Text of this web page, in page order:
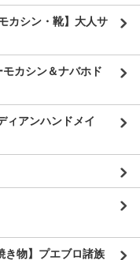
カシン・靴】大人サ
カシン＆ナバホド
ィアンハンドメイ
物】プエブロ諸族